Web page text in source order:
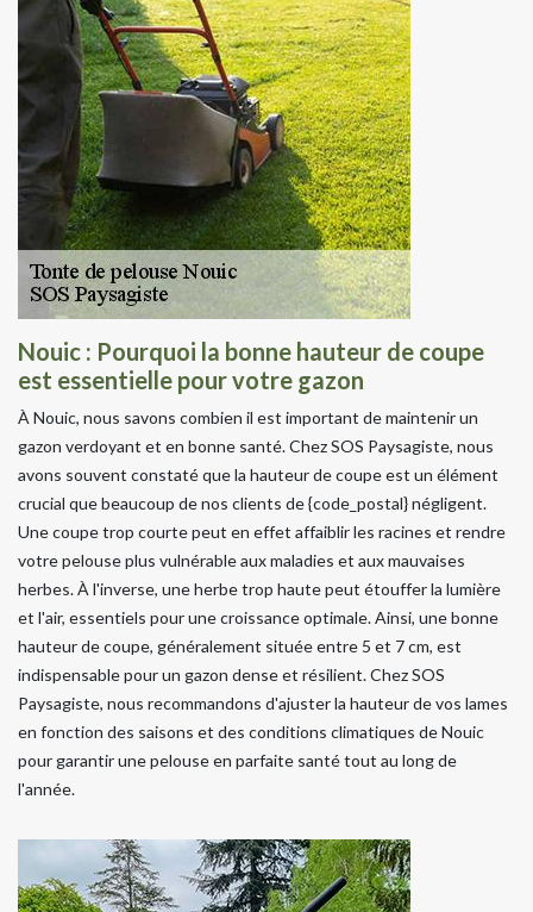
Nouic : Pourquoi la bonne hauteur de coupe
est essentielle pour votre gazon
À Nouic, nous savons combien il est important de maintenir un
gazon verdoyant et en bonne santé. Chez SOS Paysagiste, nous
avons souvent constaté que la hauteur de coupe est un élément
crucial que beaucoup de nos clients de {code_postal} négligent.
Une coupe trop courte peut en effet affaiblir les racines et rendre
votre pelouse plus vulnérable aux maladies et aux mauvaises
herbes. À l'inverse, une herbe trop haute peut étouffer la lumière
et l'air, essentiels pour une croissance optimale. Ainsi, une bonne
hauteur de coupe, généralement située entre 5 et 7 cm, est
indispensable pour un gazon dense et résilient. Chez SOS
Paysagiste, nous recommandons d'ajuster la hauteur de vos lames
en fonction des saisons et des conditions climatiques de Nouic
pour garantir une pelouse en parfaite santé tout au long de
l'année.